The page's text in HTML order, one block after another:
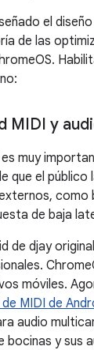
el
de las
MIDI y
muy
que el
como
de baja
de djay
móviles.
de MIDI de
audio
bocinas y sus